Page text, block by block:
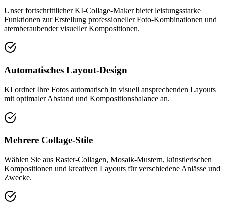
Unser fortschrittlicher KI-Collage-Maker bietet leistungsstarke
Funktionen zur Erstellung professioneller Foto-Kombinationen und
atemberaubender visueller Kompositionen.
Automatisches Layout-Design
KI ordnet Ihre Fotos automatisch in visuell ansprechenden Layouts
mit optimaler Abstand und Kompositionsbalance an.
Mehrere Collage-Stile
Wählen Sie aus Raster-Collagen, Mosaik-Mustern, künstlerischen
Kompositionen und kreativen Layouts für verschiedene Anlässe und
Zwecke.